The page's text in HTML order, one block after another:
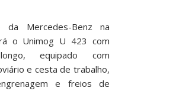
da Mercedes-Benz na
o Unimog U 423 com
equipado com
e cesta de trabalho,
e freios de